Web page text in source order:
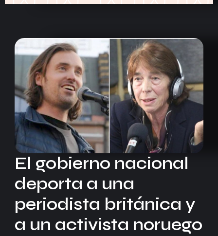
El gobierno nacional
deporta a una
periodista británica y
a un activista noruego